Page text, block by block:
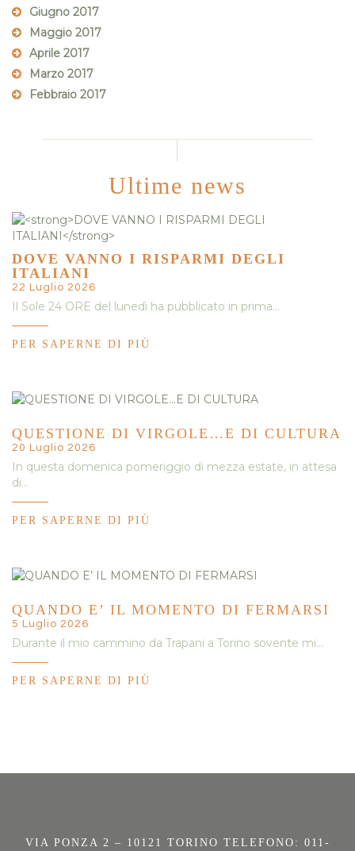
Giugno 2017
Maggio 2017
Aprile 2017
Marzo 2017
Febbraio 2017
Ultime news
DOVE VANNO I RISPARMI DEGLI
ITALIANI
22 Luglio 2026
Il Sole 24 ORE del lunedì ha pubblicato in prima…
PER SAPERNE DI PIÙ
QUESTIONE DI VIRGOLE…E DI CULTURA
20 Luglio 2026
In questa domenica pomeriggio di mezza estate, in attesa
di…
PER SAPERNE DI PIÙ
QUANDO E’ IL MOMENTO DI FERMARSI
5 Luglio 2026
Durante il mio cammino da Trapani a Torino sovente mi…
PER SAPERNE DI PIÙ
VIA PONZA 2 – 10121 TORINO TELEFONO: 011-